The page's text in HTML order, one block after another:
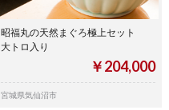
昭福丸の天然まぐろ極上セット
大トロ入り
￥204,000
宮城県気仙沼市